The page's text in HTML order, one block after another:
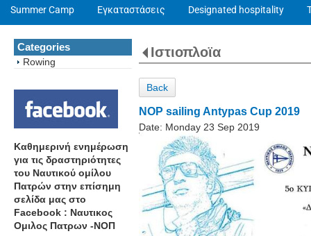
Summer Camp Εγκαταστάσεις Designated hospitality
Categories
Rowing
Καθημερινή ενημέρωση
για τις δραστηριότητες
του Ναυτικού ομίλου
Πατρών στην επίσημη
σελίδα μας στο
Facebook : Ναυτικος
Ομιλος Πατρων -ΝΟΠ
Ιστιοπλοϊα
Back
NOP sailing Antypas Cup 2019
Date: Monday 23 Sep 2019